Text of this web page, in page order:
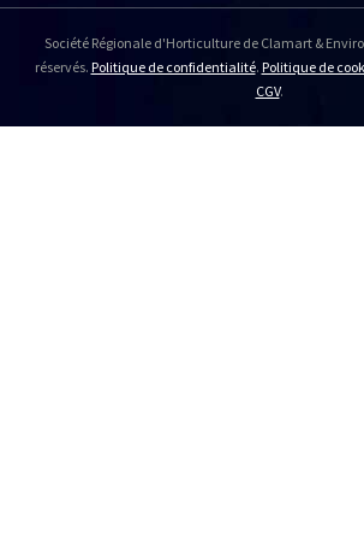
Société Régionale d'Horticulture de Clamart &
réservés. Politique de confidentialité. Politique de
CGV.